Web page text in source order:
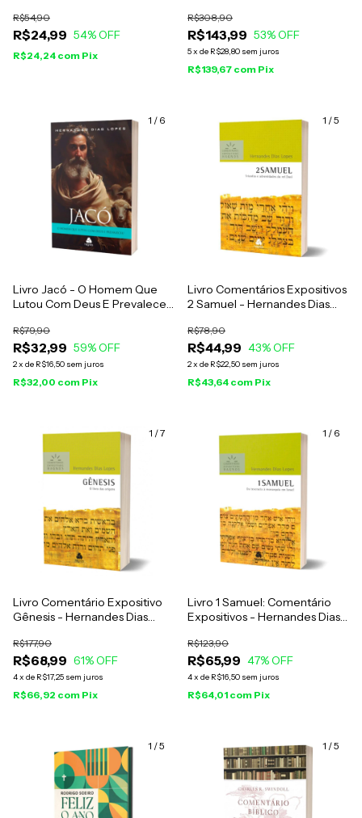
R$24,99
R$54,90
54% OFF
R$24,24 com Pix
R$143,99
R$308,90
53% OFF
5x de R$28,80 sem juros
R$139,67 com Pix
1 / 6
Livro Jacó - O Homem Que
Lutou Com Deus E Prevaleceu
R$32,99
R$79,90
59% OFF
2x de R$16,50 sem juros
R$32,00 com Pix
1 /5
Livro Comentários Expositivos
2 Samuel - Hernandes Dias
R$44,99
R$78,90
43% OFF
2x de R$22,50 sem juros
R$43,64 com Pix
1 /7
Livro Comentário Expositivo
Gênesis - Hernandes Dias
R$68,99
R$177,90
61% OFF
4x de R$17,25 sem juros
R$66,92 com Pix
1 / 6
Livro 1 Samuel: Comentário
Expositivos - Hernandes Dias
R$65,99
R$123,90
47% OFF
4x de R$16,50 sem juros
R$64,01 com Pix
1 /5 1 /5